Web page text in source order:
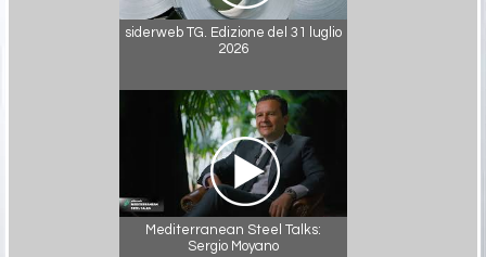
siderweb TG. Edizione del 31 luglio
2026
Mediterranean Steel Talks:
Sergio Moyano